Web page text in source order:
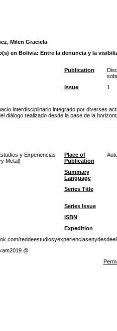
Milen Graciela
en Bolivia: Entre la denuncia y la
Publication
Issue
1
interdisciplinario integrado por diverses
diálogo realizado desde la base de la
y Experiencias
Metal)
Place of
Publication
Summary
Language
Series Title
Series Issue
ISBN
Expedition
@